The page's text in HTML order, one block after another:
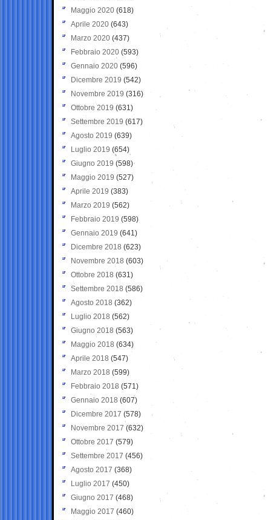
Maggio 2020 (618)
Aprile 2020 (643)
Marzo 2020 (437)
Febbraio 2020 (593)
Gennaio 2020 (596)
Dicembre 2019 (542)
Novembre 2019 (316)
Ottobre 2019 (631)
Settembre 2019 (617)
Agosto 2019 (639)
Luglio 2019 (654)
Giugno 2019 (598)
Maggio 2019 (527)
Aprile 2019 (383)
Marzo 2019 (562)
Febbraio 2019 (598)
Gennaio 2019 (641)
Dicembre 2018 (623)
Novembre 2018 (603)
Ottobre 2018 (631)
Settembre 2018 (586)
Agosto 2018 (362)
Luglio 2018 (562)
Giugno 2018 (563)
Maggio 2018 (634)
Aprile 2018 (547)
Marzo 2018 (599)
Febbraio 2018 (571)
Gennaio 2018 (607)
Dicembre 2017 (578)
Novembre 2017 (632)
Ottobre 2017 (579)
Settembre 2017 (456)
Agosto 2017 (368)
Luglio 2017 (450)
Giugno 2017 (468)
Maggio 2017 (460)